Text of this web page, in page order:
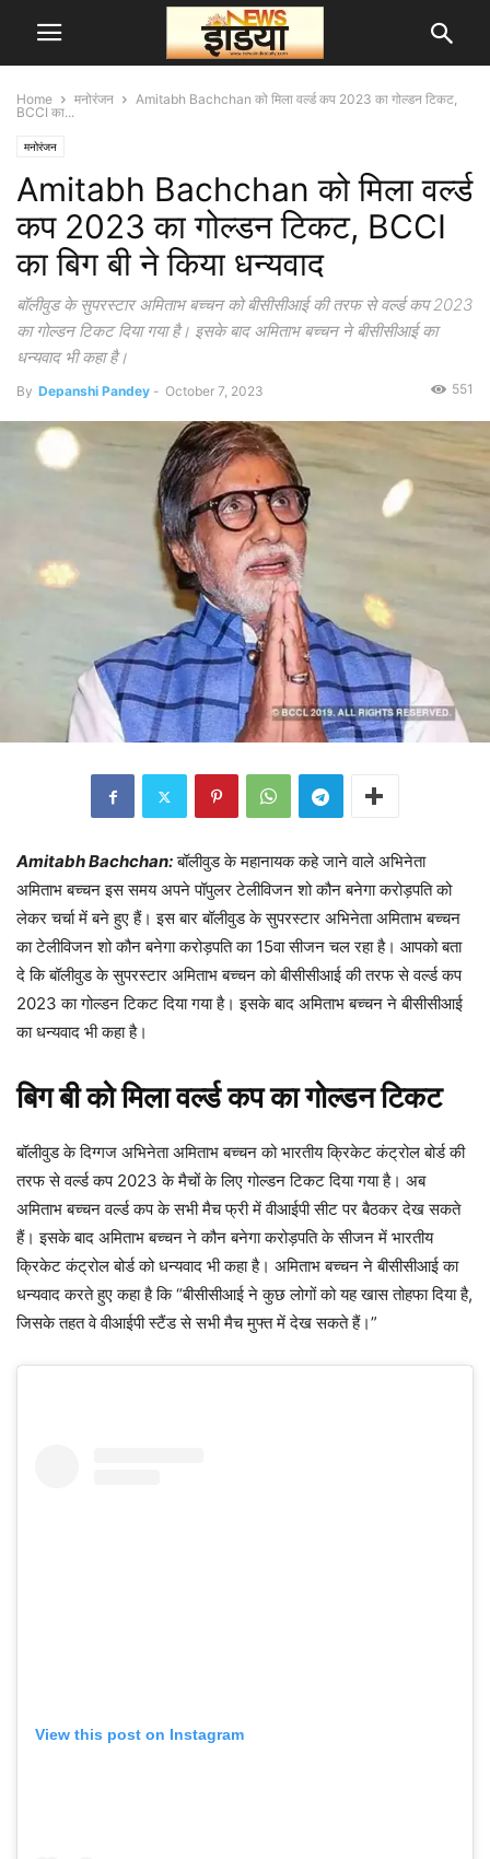
Home मनोरंजन
Amitabh Bachchan को मिला वर्ल्ड कप 2023 का गोल्डन टिकट,
BCCI का...
मनोरंजन
Amitabh Bachchan को मिला वर्ल्ड
कप 2023 का गोल्डन टिकट, BCCI
का बिग बी ने किया धन्यवाद
बॉलीवुड के सुपरस्टार अमिताभ बच्चन को बीसीसीआई की तरफ से वर्ल्ड कप 2023
का गोल्डन टिकट दिया गया है। इसके बाद अमिताभ बच्चन ने बीसीसीआई का
धन्यवाद भी कहा है।
By Depanshi Pandey - October 7, 2023 551
Amitabh Bachchan:बॉलीवुड के महानायक कहे जाने वाले अभिनेता
अमिताभ बच्चन इस समय अपने पॉपुलर टेलीविजन शो कौन बनेगा करोड़पति को
लेकर चर्चा में बने हुए हैं। इस बार बॉलीवुड के सुपरस्टार अभिनेता अमिताभ बच्चन
का टेलीविजन शो कौन बनेगा करोड़पति का 15वा सीजन चल रहा है। आपको बता
दे कि बॉलीवुड के सुपरस्टार अमिताभ बच्चन को बीसीसीआई की तरफ से वर्ल्ड कप
2023 का गोल्डन टिकट दिया गया है। इसके बाद अमिताभ बच्चन ने बीसीसीआई
का धन्यवाद भी कहा है।
बिग बी को मिला वर्ल्ड कप का गोल्डन टिकट
बॉलीवुड के दिग्गज अभिनेता अमिताभ बच्चन को भारतीय क्रिकेट कंट्रोल बोर्ड की
तरफ से वर्ल्ड कप 2023 के मैचों के लिए गोल्डन टिकट दिया गया है। अब
अमिताभ बच्चन वर्ल्ड कप के सभी मैच फ्री में वीआईपी सीट पर बैठकर देख सकते
हैं। इसके बाद अमिताभ बच्चन ने कौन बनेगा करोड़पति के सीजन में भारतीय
क्रिकेट कंट्रोल बोर्ड को धन्यवाद भी कहा है। अमिताभ बच्चन ने बीसीसीआई का
धन्यवाद करते हुए कहा है कि “बीसीसीआई ने कुछ लोगों को यह खास तोहफा दिया है,
जिसके तहत वे वीआईपी स्टैंड से सभी मैच मुफ्त में देख सकते हैं।”
View this post on Instagram